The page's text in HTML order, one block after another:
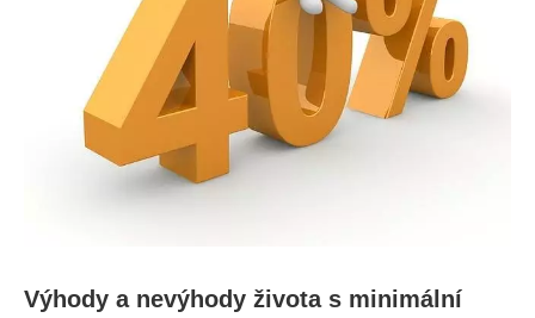
Výhody a nevýhody života s minimální